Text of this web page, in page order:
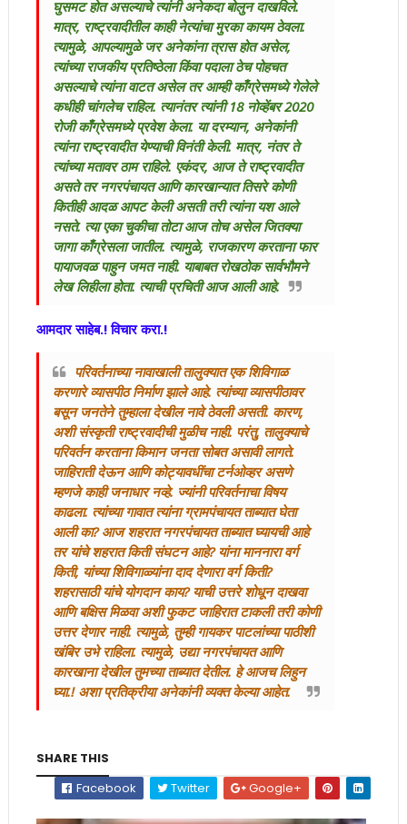
घुसमट होत असल्याचे त्यांनी अनेकदा बोलुन दाखविले.
मात्र, राष्ट्रवादीतील काही नेत्यांचा मुरका कायम ठेवला.
त्यामुळे, आपल्यामुळे जर अनेकांना त्रास होत असेल,
त्यांच्या राजकीय प्रतिष्ठेला किंवा पदाला ठेच पोहचत
असल्याचे त्यांना वाटत असेल तर आम्ही काँग्रेसमध्ये गेलेले
कधीही चांगलेच राहिल. त्यानंतर त्यांनी 18 नोव्हेंबर 2020
रोजी काँग्रेसमध्ये प्रवेश केला. या दरम्यान, अनेकांनी
त्यांना राष्ट्रवादीत येण्याची विनंती केली. मात्र, नंतर ते
त्यांच्या मतावर ठाम राहिले. एकंदर, आज ते राष्ट्रवादीत
असते तर नगरपंचायत आणि कारखान्यात तिसरे कोणी
कितीही आदळ आपट केली असती तरी त्यांना यश आले
नसते. त्या एका चुकीचा तोटा आज तोच असेल जितक्या
जागा काँग्रेसला जातील. त्यामुळे, राजकारण करताना फार
पायाजवळ पाहुन जमत नाही. याबाबत रोखठोक सार्वभौमने
लेख लिहीला होता. त्याची प्रचिती आज आली आहे.
आमदार साहेब.! विचार करा.!
परिवर्तनाच्या नावाखाली तालुक्यात एक शिविगाळ
करणारे व्यासपीठ निर्माण झाले आहे. त्यांच्या व्यासपीठावर
बसून जनतेने तुम्हाला देखील नावे ठेवली असती. कारण,
अशी संस्कृती राष्ट्रवादीची मुळीच नाही. परंतु, तालुक्याचे
परिवर्तन करताना किमान जनता सोबत असावी लागते.
जाहिराती देऊन आणि कोट्यावधींचा टर्नओव्हर असणे
म्हणजे काही जनाधार नव्हे. ज्यांनी परिवर्तनाचा विषय
काढला. त्यांच्या गावात त्यांना ग्रामपंचायत ताब्यात घेता
आली का? आज शहरात नगरपंचायत ताब्यात घ्यायची आहे
तर यांचे शहरात किती संघटन आहे? यांना माननारा वर्ग
किती, यांच्या शिविगाळ्यांना दाद देणारा वर्ग किती?
शहरासाठी यांचे योगदान काय? याची उत्तरे शोधून दाखवा
आणि बक्षिस मिळवा अशी फुकट जाहिरात टाकली तरी कोणी
उत्तर देणार नाही. त्यामुळे, तुम्ही गायकर पाटलांच्या पाठीशी
खंबिर उभे राहिला. त्यामुळे, उद्या नगरपंचायत आणि
कारखाना देखील तुमच्या ताब्यात देतील. हे आजच लिहुन
घ्या.! अशा प्रतिक्रीया अनेकांनी व्यक्त केल्या आहेत.
SHARE THIS
Facebook
Twitter Google+